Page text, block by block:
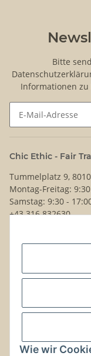
Wie wir
Bitte
Informationen
Chic Ethic - Fair
Tummelplatz 9,
Montag-Freitag:
Samstag: 9:30 -
+43 316 832630